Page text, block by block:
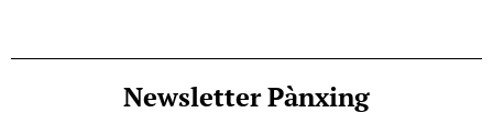
Newsletter Pànxing